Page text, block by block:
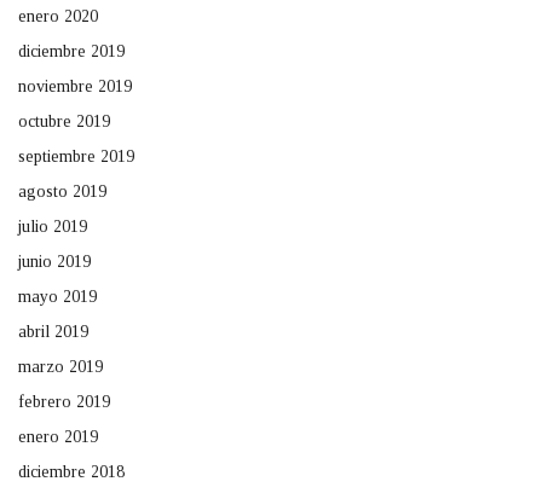
enero 2020
diciembre 2019
noviembre 2019
octubre 2019
septiembre 2019
agosto 2019
julio 2019
junio 2019
mayo 2019
abril 2019
marzo 2019
febrero 2019
enero 2019
diciembre 2018